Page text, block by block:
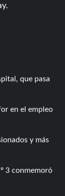
que pasa
en el empleo
y más
3 conmemoró